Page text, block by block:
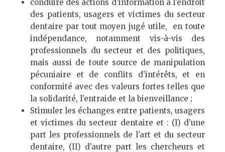
conduire des actions d’information à l’endroit
des patients, usagers et victimes du secteur
dentaire par tout moyen jugé utile, en toute
indépendance, notamment vis-à-vis des
professionnels du secteur et des politiques,
mais aussi de toute source de manipulation
pécuniaire et de conflits d’intérêts, et en
conformité avec des valeurs fortes telles que
la solidarité, l’entraide et la bienveillance ;
Stimuler les échanges entre patients, usagers
et victimes du secteur dentaire et : (I) d’une
part les professionnels de l’art et du secteur
dentaire, (II) d’autre part les chercheurs et